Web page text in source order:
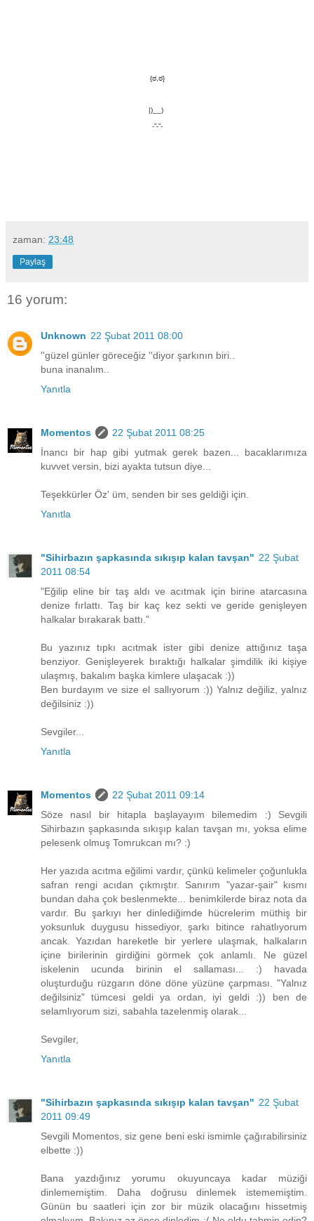
{ಠ,ಠ}
|)__)
-”-”-
zaman: 23:48
Paylaş
16 yorum:
Unknown 22 Şubat 2011 08:00
''güzel günler göreceğiz ''diyor şarkının biri..
buna inanalım..
Yanıtla
Momentos
22 Şubat 2011 08:25
İnancı bir hap gibi yutmak gerek bazen... bacaklarımıza
kuvvet versin, bizi ayakta tutsun diye...
Teşekkürler Öz' üm, senden bir ses geldiği için.
Yanıtla
"Sihirbazın şapkasında sıkışıp kalan tavşan" 22 Şubat
2011 08:54
"Eğilip eline bir taş aldı ve acıtmak için birine atarcasına
denize fırlattı. Taş bir kaç kez sekti ve geride genişleyen
halkalar bırakarak battı."
Bu yazınız tıpkı acıtmak ister gibi denize attığınız taşa
benziyor. Genişleyerek bıraktığı halkalar şimdilik iki kişiye
ulaşmış, bakalım başka kimlere ulaşacak :))
Ben burdayım ve size el sallıyorum :)) Yalnız değiliz, yalnız
değilsiniz :))
Sevgiler...
Yanıtla
Momentos
22 Şubat 2011 09:14
Söze nasıl bir hitapla başlayayım bilemedim :) Sevgili
Sihirbazın şapkasında sıkışıp kalan tavşan mı, yoksa elime
pelesenk olmuş Tomrukcan mı? :)
Her yazıda acıtma eğilimi vardır, çünkü kelimeler çoğunlukla
safran rengi acıdan çıkmıştır. Sanırım "yazar-şair" kısmı
bundan daha çok beslenmekte... benimkilerde biraz nota da
vardır. Bu şarkıyı her dinlediğimde hücrelerim müthiş bir
yoksunluk duygusu hissediyor, şarkı bitince rahatlıyorum
ancak. Yazıdan hareketle bir yerlere ulaşmak, halkaların
içine birilerinin girdiğini görmek çok anlamlı. Ne güzel
iskelenin ucunda birinin el sallaması... :) havada
oluşturduğu rüzgarın döne döne yüzüne çarpması. "Yalnız
değilsiniz" tümcesi geldi ya ordan, iyi geldi :)) ben de
selamlıyorum sizi, sabahla tazelenmiş olarak...
Sevgiler,
Yanıtla
"Sihirbazın şapkasında sıkışıp kalan tavşan" 22 Şubat
2011 09:49
Sevgili Momentos, siz gene beni eski ismimle çağırabilirsiniz
elbette :))
Bana yazdığınız yorumu okuyuncaya kadar müziği
dinlememiştim. Daha doğrusu dinlemek istememiştim.
Günün bu saatleri için zor bir müzik olacağını hissetmiş